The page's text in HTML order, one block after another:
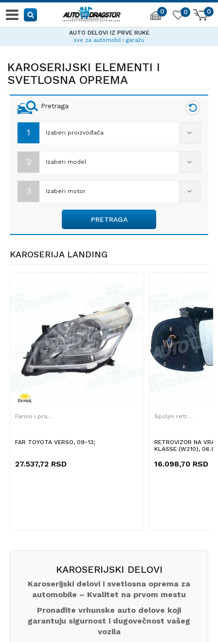
0 0
0
AUTO DELOVI IZ PRVE RUKE
sve za automobil i garažu
KAROSERIJSKI ELEMENTI I
SVETLOSNA OPREMA
Pretraga
1 Izaberi proizvođača
2 Izaberi model
3 Izaberi motor
PRETRAGA
KAROSERIJA LANDING
Farovi i prateći delovi
FAR TOYOTA VERSO, 09-13;
27.537,72 RSD
Spoljni retrovizori i prateći delovi
RETROVIZOR NA
KLASSE (W210),
16.098,70 RSD
KAROSERIJSKI DELOVI
Karoserijski delovi i svetlosna oprema za
automobile – Kvalitet na prvom mestu
Pronađite vrhunske auto delove koji
garantuju sigurnost i dugovečnost vašeg
vozila